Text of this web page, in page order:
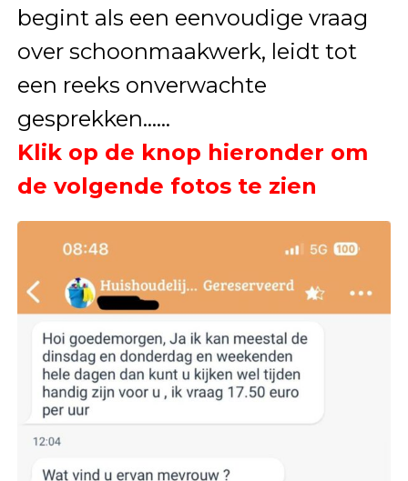
begint als een eenvoudige vraag
over schoonmaakwerk, leidt tot
een reeks onverwachte
gesprekken……
Klik op de knop hieronder om
de volgende fotos te zien